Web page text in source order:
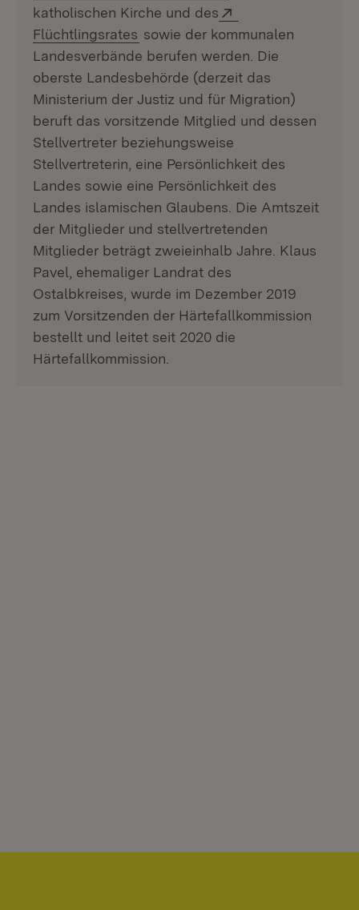
katholischen Kirche und des
Flüchtlingsrates (Öffnet in neuem Fenster)
sowie der kommunalen
Landesverbände berufen werden. Die
oberste Landesbehörde (derzeit das
Ministerium der Justiz und für Migration)
beruft das vorsitzende Mitglied und dessen
Stellvertreter beziehungsweise
Stellvertreterin, eine Persönlichkeit des
Landes sowie eine Persönlichkeit des
Landes islamischen Glaubens. Die Amtszeit
der Mitglieder und stellvertretenden
Mitglieder beträgt zweieinhalb Jahre. Klaus
Pavel, ehemaliger Landrat des
Ostalbkreises, wurde im Dezember 2019
zum Vorsitzenden der Härtefallkommission
bestellt und leitet seit 2020 die
Härtefallkommission.